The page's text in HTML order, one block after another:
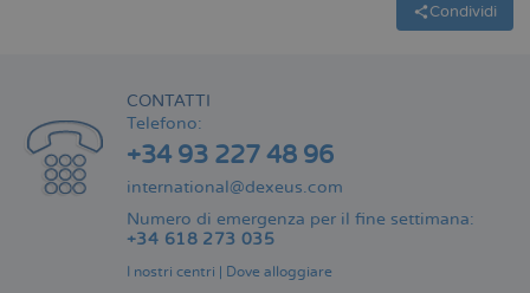
Condividi
CONTATTI
Telefono:
+34 93 227 48 96
international@dexeus.com
Numero di emergenza per il fine settimana:
+34 618 273 035
I nostri centri Dove alloggiare